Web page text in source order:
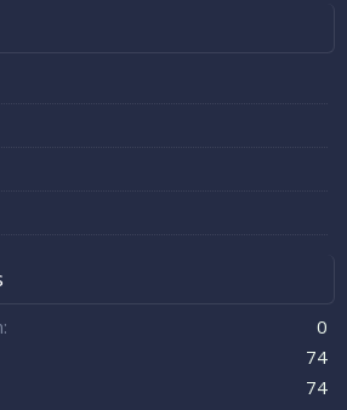
0
74
74